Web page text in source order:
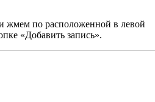
жмем по расположенной в левой
«Добавить запись».